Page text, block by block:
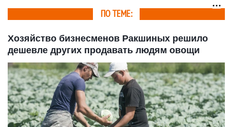
ПО ТЕМЕ:
Хозяйство бизнесменов Ракшиных решило
дешевле других продавать людям овощи